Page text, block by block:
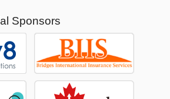
Sponsors